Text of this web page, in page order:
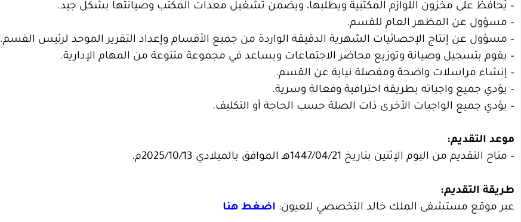
– يُحافظ على مخزون اللوازم المكتبية ويطلبها، ويضمن تشغيل معدات المكتب وصيانتها بشكل جيد.
– مسؤول عن المظهر العام للقسم.
– مسؤول عن إنتاج الإحصائيات الشهرية الدقيقة الواردة من جميع الأقسام وإعداد التقرير الموحد لرئيس القسم.
– يقوم بتسجيل وصيانة وتوزيع محاضر الاجتماعات ويساعد في مجموعة متنوعة من المهام الإدارية.
– إنشاء مراسلات واضحة ومفصلة نيابة عن القسم.
– يؤدي جميع واجباته بطريقة احترافية وفعالة وسرية.
– يؤدي جميع الواجبات الأخرى ذات الصلة حسب الحاجة أو التكليف.
موعد التقديم:
– متاح التقديم من اليوم الإثنين بتاريخ 1447/04/21هـ الموافق بالميلادي 2025/10/13م.
طريقة التقديم:
عبر موقع مستشفى الملك خالد التخصصي للعيون: اضغط هنا